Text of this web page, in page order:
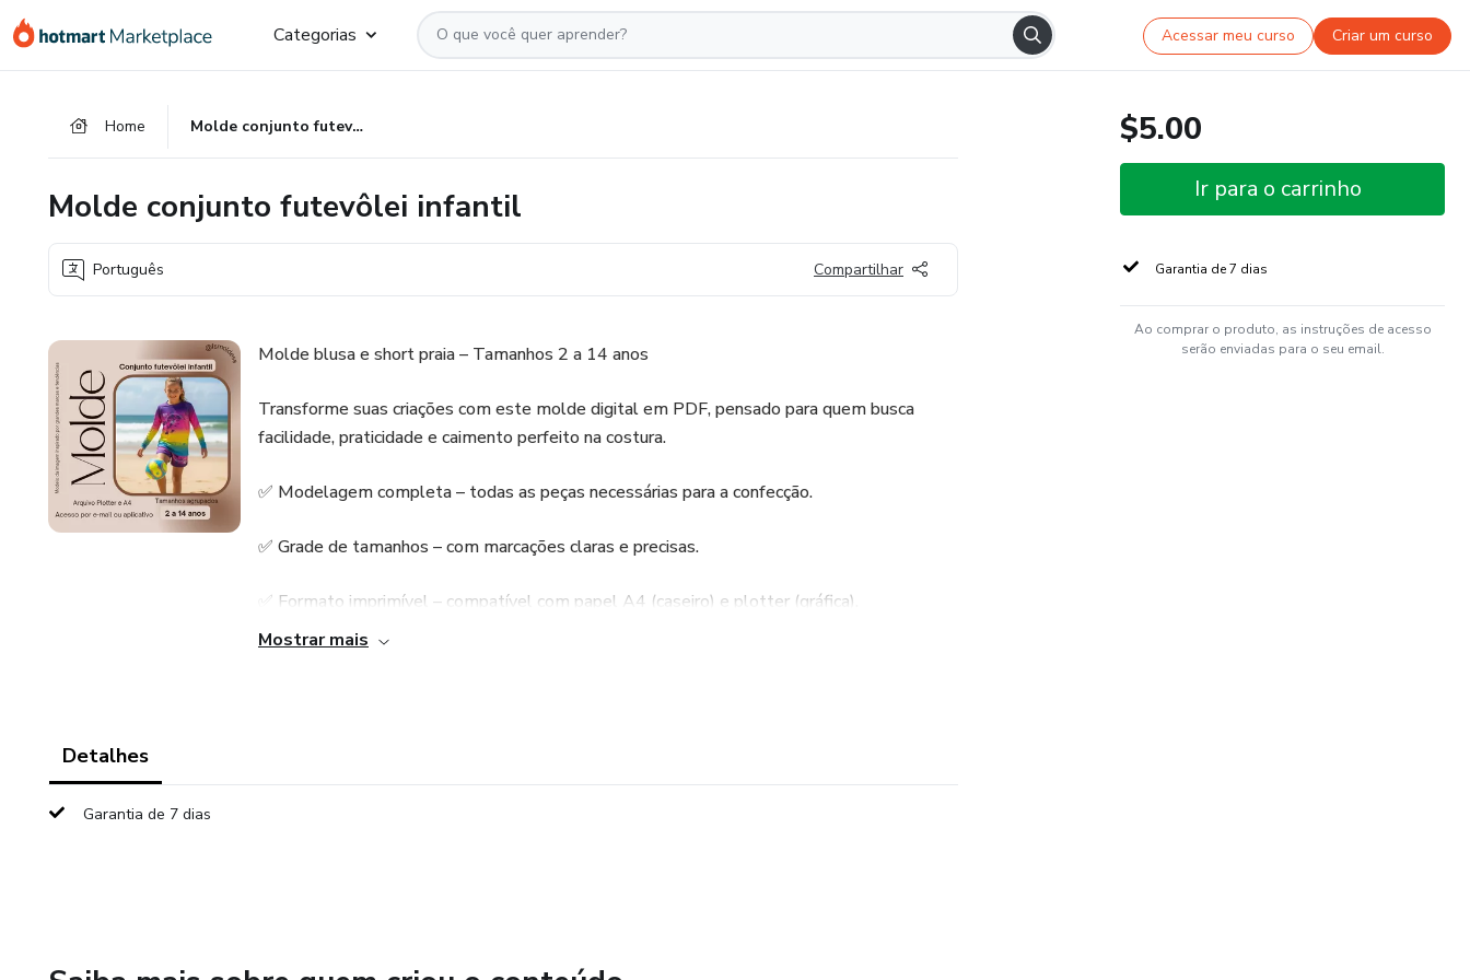
para
para
para
Categorias Acessar meu curso Criar um curso
Home Molde conjunto futevôlei infantil
Molde conjunto futevôlei infantil
Português Compartilhar
Molde blusa e short praia – Tamanhos 2 a 14 anos
Transforme suas criações com este molde digital em PDF, pensado para quem busca
facilidade, praticidade e caimento perfeito na costura.
✅ Modelagem completa – todas as peças necessárias para a confecção.
✅ Grade de tamanhos – com marcações claras e precisas.
✅ Formato imprimível – compatível com papel A4 (caseiro) e plotter (gráfica).
Mostrar mais
Detalhes
Garantia de 7 dias
$5.00
Ir para o carrinho
Garantia de 7 dias
Ao comprar o produto, as instruções de acesso
serão enviadas para o seu email.